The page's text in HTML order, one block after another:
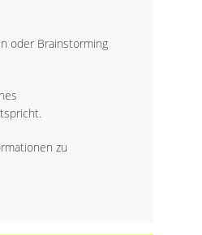
oder Brainstorming
zu